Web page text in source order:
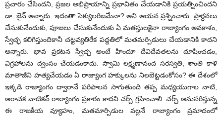
ప్రచారం చేసిందని, ప్రజల అభిప్రాయాన్ని ప్రభావితం చేయడానికి ప్రయత్నించిందని
డా. జైన్ అన్నారు. ఇదంతా సెక్యులరిజమేనా? అని ఆయన ప్రశ్నించారు. ప్రార్ధనలు
చేసుకునేందుకు, పూజలు చేసుకునేందుకు ఏ మతస్తులకైనా రాజ్యాంగం అవకాశం,
స్వేచ్ఛ కలిగిస్తుందికానీ చట్టవ్యతిరేక పద్దతిలో మతమర్పిడులు చేయడానికి కాదని
అన్నారు. భావ ప్రకటన స్వేచ్ఛ అంటే హిందూ దేవిదేవతలను దూషించడం,
విగ్రహాలను ద్వంసం చేయడంకాదు. స్వామి లక్ష్మణానంద సరస్వతి, శాంతి కాళి
మాతాజీని హత్యచేయడం ఏ రాజ్యాంగ హక్కులను నిలబెట్టడంకోసం? ఈ దేశంలో
ఇక్కడి రాజ్యాంగం ద్వారానే పరిపాలన సాగుతుంది తప్ప మధ్యయుగాల నాటి,
అరాచక వాటికన్ రాజ్యాంగం ప్రకారం కాదని చర్చ్ గ్రహించాలి. చర్చ్ అనుసరిస్తున్న
ఈ రాజకీయ వ్యూహం, మతమార్పిడుల వల్లనే రాజ్యాంగం ప్రమాదంలో